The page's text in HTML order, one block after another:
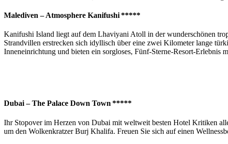
Malediven – Atmosphere Kanifushi *****
Kanifushi Island liegt auf dem Lhaviyani Atoll in der wunderschönen
Strandvillen erstrecken sich idyllisch über eine zwei Kilometer lange
Inneneinrichtung und bieten ein sorgloses, Fünf-Sterne-Resort-Erlebnis
Dubai – The Palace Down Town *****
Ihr Stopover im Herzen von Dubai mit weltweit besten Hotel Kritiken
um den Wolkenkratzer Burj Khalifa. Freuen Sie sich auf einen